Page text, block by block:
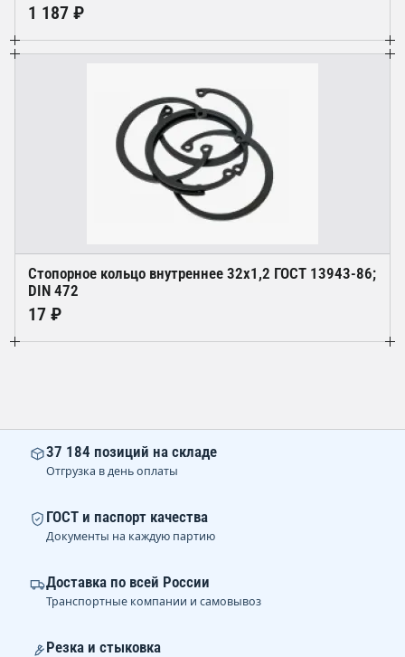
1 187 ₽
Стопорное кольцо внутреннее 32х1,2 ГОСТ 13943-86;
DIN 472
17 ₽
37 184 позиций на складе
Отгрузка в день оплаты
ГОСТ и паспорт качества
Документы на каждую партию
Доставка по всей России
Транспортные компании и самовывоз
Резка и стыковка